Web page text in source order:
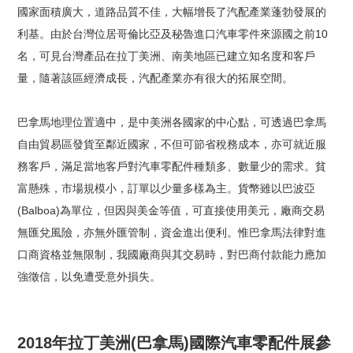
國家面積廣大，道路品質不佳，大幅增長了汽配產業蓬勃發展的
利基。由於台灣位居哥倫比亞及秘魯進口汽車零件來源國之前10
名，可見台灣產品在拉丁美洲、南美地區已建立知名度和客戶
量，隨著該區經濟成長，汽配產業亦有很大的拓展空間。
巴拿馬地理位置適中，是中美洲各國家的中心點，可透過巴拿馬
自由貿易區發貨至鄰近國家，不但可節省稅務成本，亦可就近服
務客戶，滿足當地客戶對汽車零配件種類多、數量少的需求。貧
富懸殊，市場規模小，訂單以少量多樣為主。貨幣雖以巴波亞
(Balboa)為單位，但因與美金等值，可直接使用美元，廠商交易
無匯兌風險，亦無外匯管制，資金進出便利。惟巴拿馬法律對進
口商資格並無限制，我國廠商與其交易時，對巴商付款能力應加
強徵信，以免遭受意外損失。
2018年拉丁美洲(巴拿馬)國際汽車零配件展參